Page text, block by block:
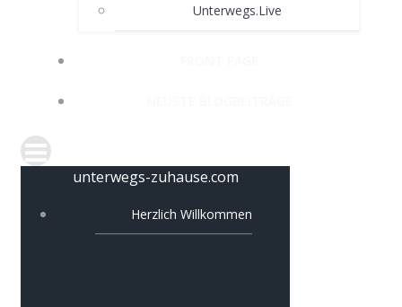
Unterwegs.Live
unterwegs-zuhause.com
Herzlich Willkommen